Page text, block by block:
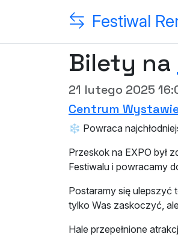
Festiwal
Bilety na
21 lutego 2025
Centrum
❄️ Powraca
Przeskok na EXPO był
Festiwalu i powracamy
Postaramy się ulepszyć
tylko Was zaskoczyć,
Hale przepełnione